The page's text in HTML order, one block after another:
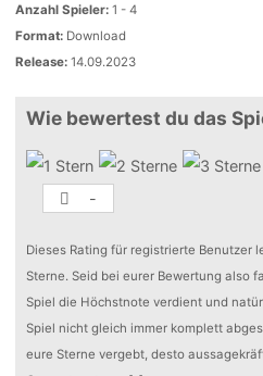
Anzahl Spieler: 1 - 4
Format: Download
Release: 14.09.2023
Wie bewertest du das
-
Dieses Rating für registrierte Benutzer
Sterne. Seid bei eurer Bewertung also
Spiel die Höchstnote verdient und
Spiel nicht gleich immer komplett
eure Sterne vergebt, desto